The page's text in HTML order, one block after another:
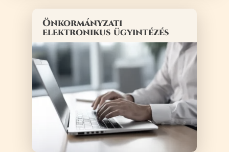
Önkormányzati
elektronikus ügyintézés